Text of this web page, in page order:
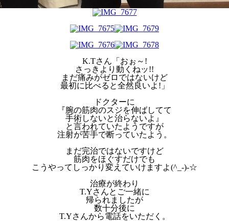
K.Tさん「おぉ～!
さっきより動くねッ!!
まだ痛みがゼロではないけど
最初に比べると全然良いよ!」
ドクターに
『腕の筋肉のスジを伸ばしてて
手術しないと治らないよ』
と言われていたようですが
注射が苦手で断っていたよう。
まだ完治ではないですけど
筋肉をほぐすだけでも
こうやってしっかり変えていけますよ(^_-)-☆
治療が終わり
T.Yさんとご一緒に
帰られましたが
数十分後に
T.Yさんから電話をいただく。